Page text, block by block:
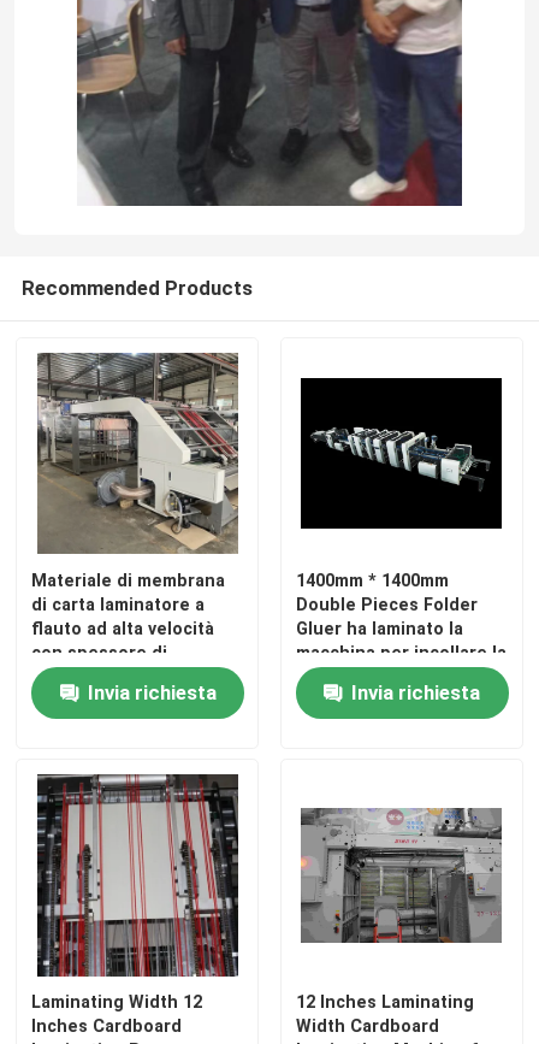
Prodotti
Su di noi
visita della fabbrica
Controllo della qualità
Contattaci
Notizie
Casi
Chiedi un preventivo
Macchina del laminatore della flauto
Recommended Products
Materiale di membrana
di carta laminatore a
flauto ad alta velocità
con spessore di
laminazione da 1 a 10
mm e cartoni per
l'industria
Invia richiesta
1400mm * 1400mm
Double Pieces Folder
Gluer ha laminato la
macchina per incollare la
cartella E
Invia richiesta
Laminating Width 12
Inches Cardboard
12 Inches Laminating
Width Cardboard